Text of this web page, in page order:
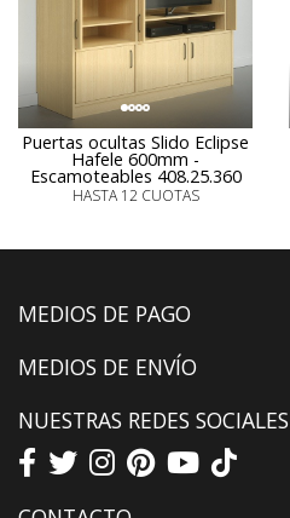
Puertas ocultas Slido Eclipse
Hafele 600mm -
Escamoteables 408.25.360
HASTA 12 CUOTAS
MEDIOS DE PAGO
MEDIOS DE ENVÍO
NUESTRAS REDES SOCIALES